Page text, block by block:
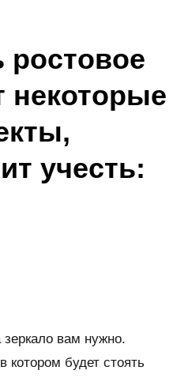
ростовое
некоторые
учесть:
зеркало вам нужно.
будет стоять